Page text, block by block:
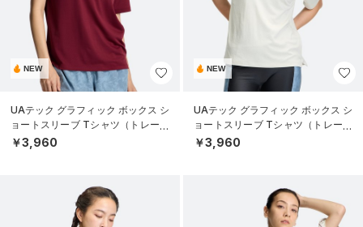
NEW
UAテック グラフィック ボックス シ
ョートスリーブ Tシャツ（トレーニ
ング/WOMEN）
￥3,960
NEW
UAテック グラフィック ボックス シ
ョートスリーブ Tシャツ（トレーニ
ング/WOMEN）
￥3,960